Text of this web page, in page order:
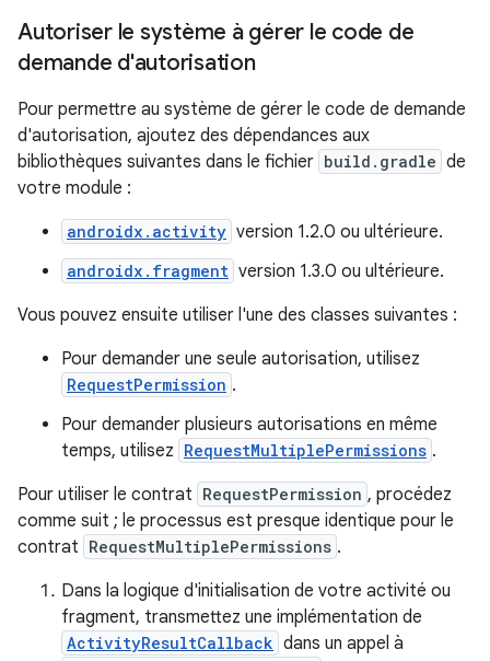
Autoriser le système à gérer le code de
demande d'autorisation
Pour permettre au système de gérer le code de demande
d'autorisation, ajoutez des dépendances aux
bibliothèques suivantes dans le fichier build.gradle de
votre module :
androidx.activity version 1.2.0 ou ultérieure.
androidx.fragment version 1.3.0 ou ultérieure.
Vous pouvez ensuite utiliser l'une des classes suivantes :
Pour demander une seule autorisation, utilisez
RequestPermission .
Pour demander plusieurs autorisations en même
temps, utilisez RequestMultiplePermissions .
Pour utiliser le contrat RequestPermission , procédez
comme suit ; le processus est presque identique pour le
contrat RequestMultiplePermissions .
Dans la logique d'initialisation de votre activité ou
fragment, transmettez une implémentation de
ActivityResultCallback dans un appel à